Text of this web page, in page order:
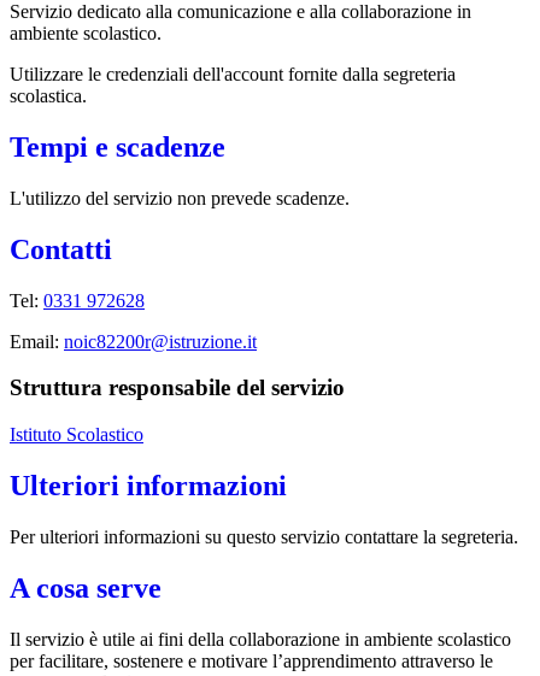
Servizio dedicato alla comunicazione e alla collaborazione in
ambiente scolastico.
Utilizzare le credenziali dell'account fornite dalla segreteria
scolastica.
Tempi e scadenze
L'utilizzo del servizio non prevede scadenze.
Contatti
Tel: 0331 972628
Email: noic82200r@istruzione.it
Struttura responsabile del servizio
Istituto Scolastico
Ulteriori informazioni
Per ulteriori informazioni su questo servizio contattare la segreteria.
A cosa serve
Il servizio è utile ai fini della collaborazione in ambiente scolastico
per facilitare, sostenere e motivare l’apprendimento attraverso le